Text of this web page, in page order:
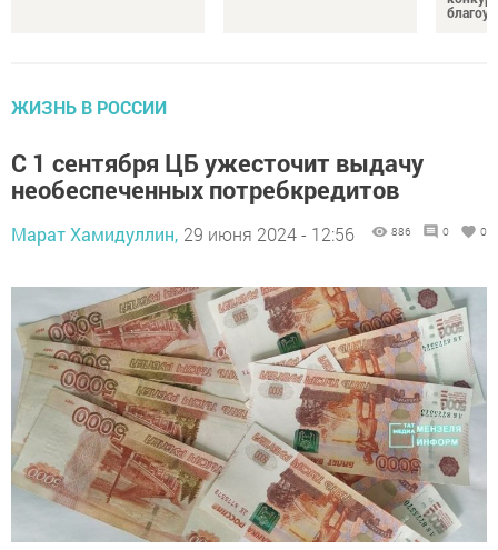
ЖИЗНЬ В РОССИИ
С 1 сентября ЦБ ужесточит выдачу
необеспеченных потребкредитов
Марат Хамидуллин, 29 июня 2024 - 12:56 886 0 0